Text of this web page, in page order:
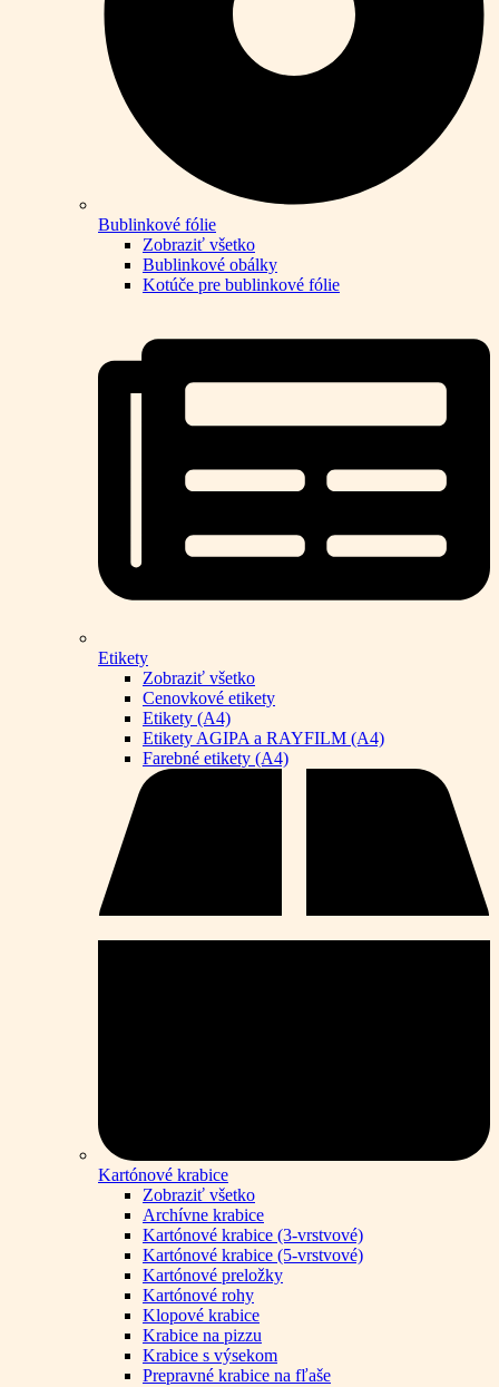
Bublinkové fólie
Zobraziť všetko
Bublinkové obálky
Kotúče pre bublinkové fólie
Etikety
Zobraziť všetko
Cenovkové etikety
Etikety (A4)
Etikety AGIPA a RAYFILM (A4)
Farebné etikety (A4)
Kartónové krabice
Zobraziť všetko
Archívne krabice
Kartónové krabice (3-vrstvové)
Kartónové krabice (5-vrstvové)
Kartónové preložky
Kartónové rohy
Klopové krabice
Krabice na pizzu
Krabice s výsekom
Prepravné krabice na fľaše